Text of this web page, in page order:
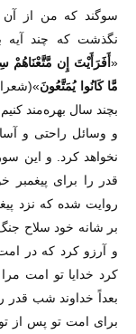
سوگند که من از آن
نگذشت که چند آیه
« أَفَرَأَيْتَ إِن مَّتَّعْنَاهُمْ
مَّا كَانُوا يُمَتَّعُونَ
بچند سال بهره‌مند
و وسائل راحتی و
قدر را برای پیغمبر
روایت شده که نزد
بر شانه خود سلاح
و آرزو کرد که در
کرد خدایا تو امت
بعداً خداوند شب
برای امت تو پس از